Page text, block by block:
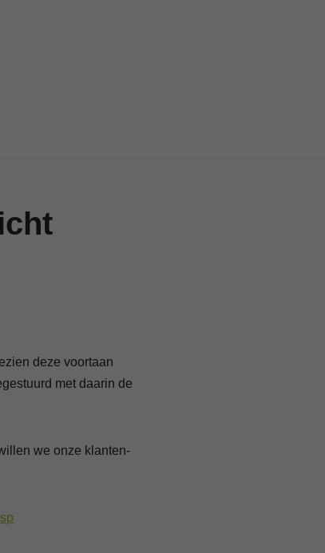
deze voortaan
met daarin de
we onze klanten-